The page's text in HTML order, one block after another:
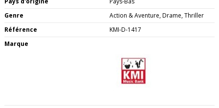
Genre
Action & Aventure, Drame, Thriller
Référence
KMI-D-1417
Marque